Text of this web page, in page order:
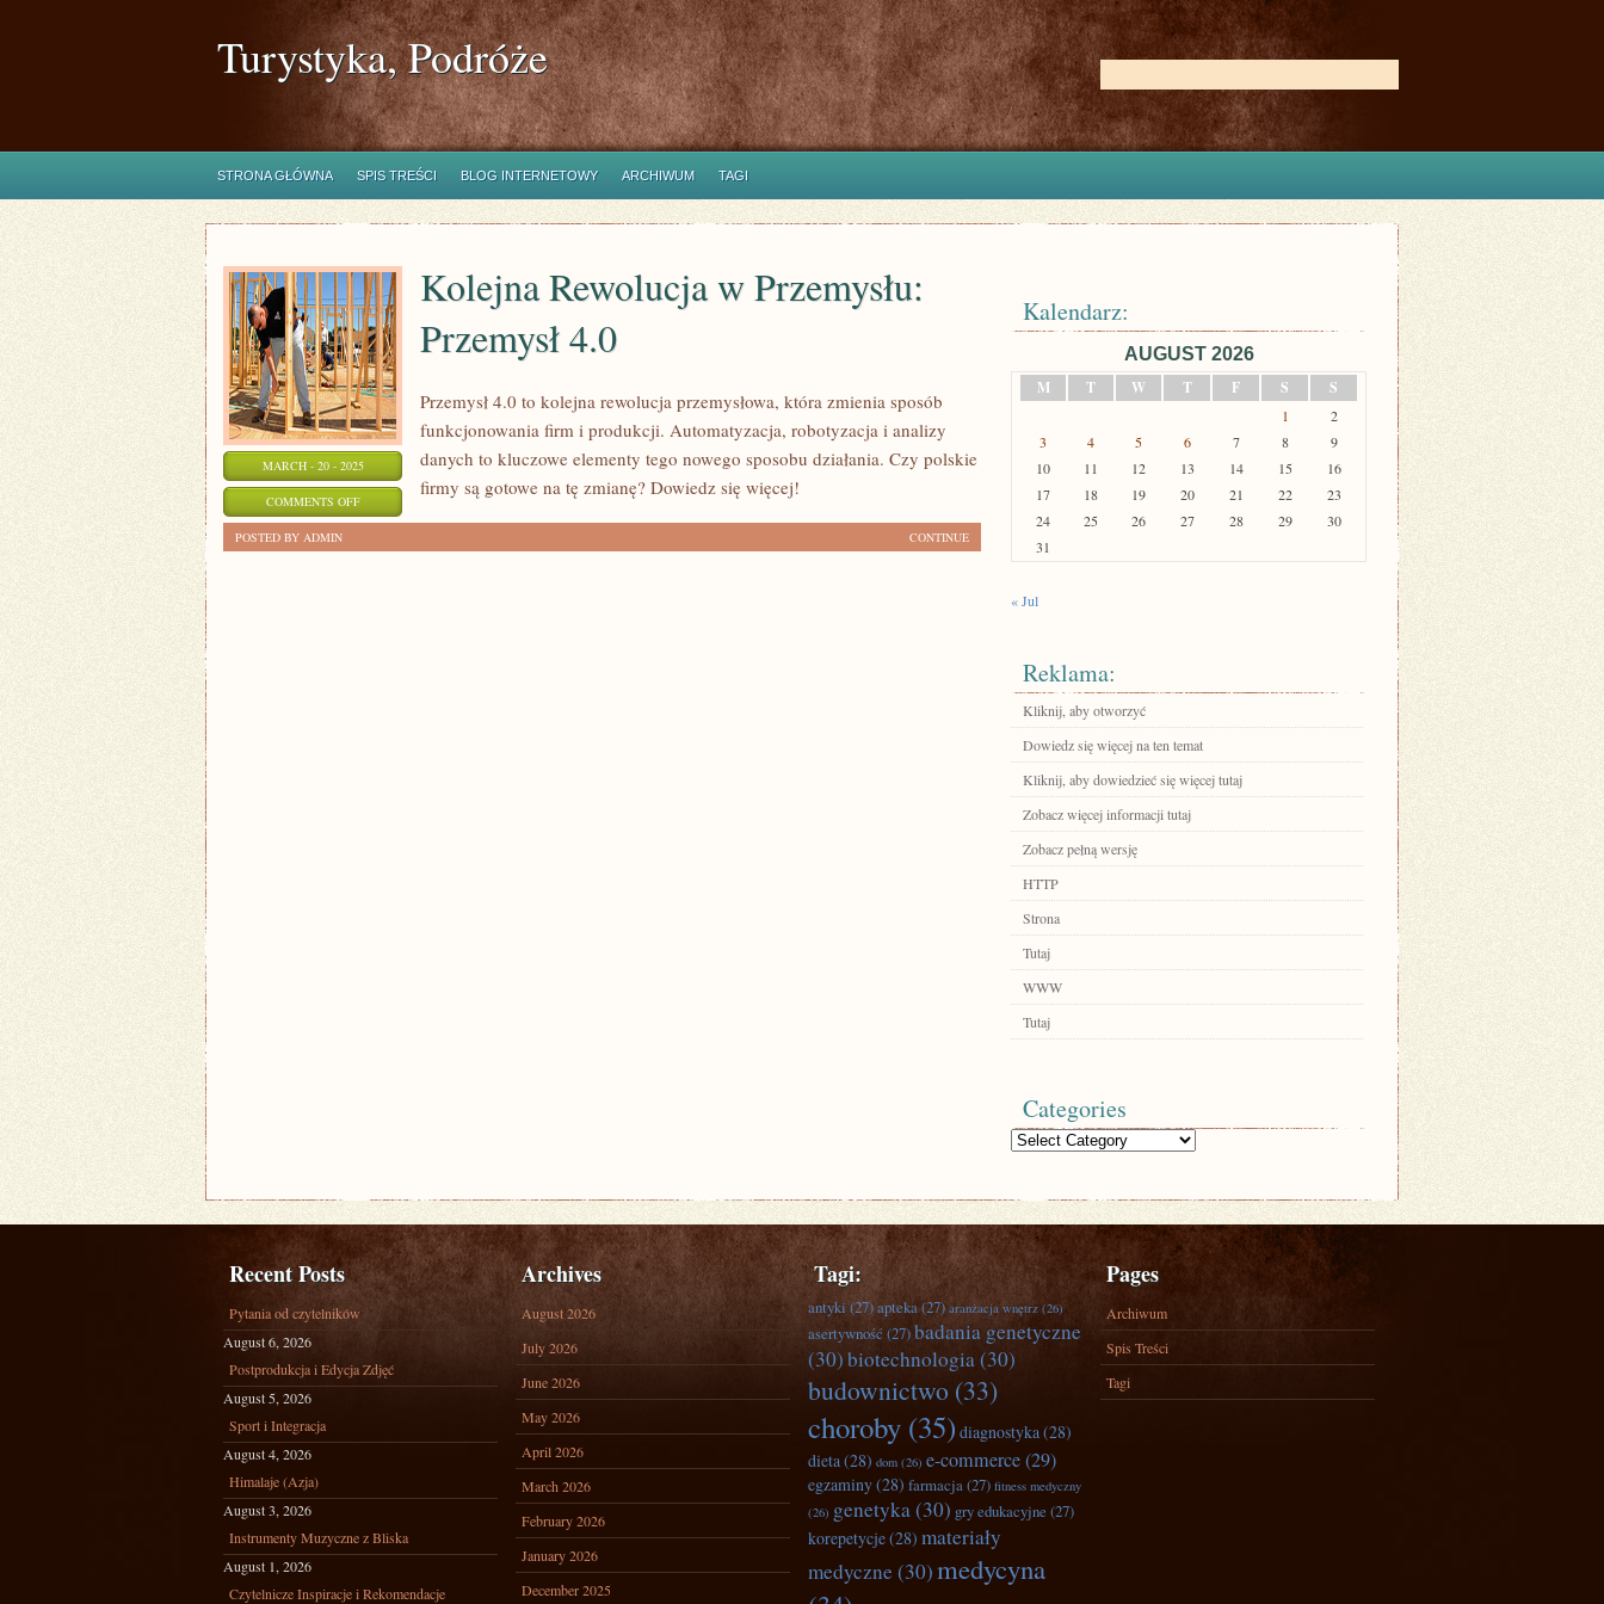
Turystyka, Podróże
STRONA GŁÓWNA SPIS TREŚCI BLOG INTERNETOWY ARCHIWUM TAGI
MARCH - 20 - 2025
COMMENTS OFFON
Kolejna Rewolucja w Przemysłu:
Przemysł 4.0
Przemysł 4.0 to kolejna rewolucja przemysłowa, która zmienia sposób
funkcjonowania firm i produkcji. Automatyzacja, robotyzacja i analizy
danych to kluczowe elementy tego nowego sposobu działania. Czy polskie
firmy są gotowe na tę zmianę? Dowiedz się więcej!
CONTINUE
POSTED BY ADMIN
Kalendarz:
AUGUST 2026
M
T W T F S S
1
2
3
4 5 6 7 8
9
10
11 12 13 14 15
16
17
18 19 20 21 22
23
24
25 26 27 28 29
30
31
« Jul
Reklama:
Kliknij, aby otworzyć
Dowiedz się więcej na ten temat
Kliknij, aby dowiedzieć się więcej tutaj
Zobacz więcej informacji tutaj
Zobacz pełną wersję
HTTP
Strona
Tutaj
WWW
Tutaj
Categories
Categories
Recent Posts
Pytania od czytelników
August 6, 2026
Postprodukcja i Edycja Zdjęć
August 5, 2026
Sport i Integracja
August 4, 2026
Himalaje (Azja)
August 3, 2026
Instrumenty Muzyczne z Bliska
August 1, 2026
Czytelnicze Inspiracje i Rekomendacje
Archives
August 2026
July 2026
June 2026
May 2026
April 2026
March 2026
February 2026
January 2026
December 2025
Tagi:
antyki(27)apteka(27) aranżacja wnętrz (26)
asertywność (27)badania genetyczne
(30)biotechnologia(30)
budownictwo (33)
choroby (35) diagnostyka(28)
dieta(28) dom (26) e-commerce(29)
egzaminy(28) farmacja(27) fitness medyczny
(26) genetyka(30) gry edukacyjne (27)
korepetycje(28) materiały
medyczne (30)medycyna
Pages
Archiwum
Spis Treści
Tagi